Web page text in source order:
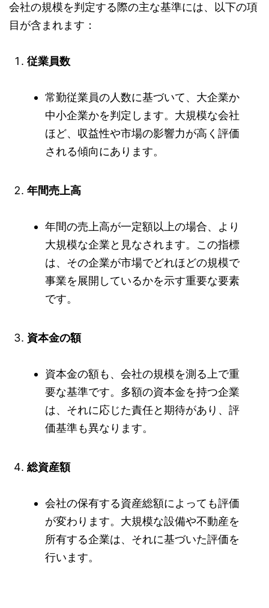
会社の規模を判定する際の主な基準には、以下の項
目が含まれます：
従業員数
常勤従業員の人数に基づいて、大企業か
中小企業かを判定します。大規模な会社
ほど、収益性や市場の影響力が高く評価
される傾向にあります。
年間売上高
年間の売上高が一定額以上の場合、より
大規模な企業と見なされます。この指標
は、その企業が市場でどれほどの規模で
事業を展開しているかを示す重要な要素
です。
資本金の額
資本金の額も、会社の規模を測る上で重
要な基準です。多額の資本金を持つ企業
は、それに応じた責任と期待があり、評
価基準も異なります。
総資産額
会社の保有する資産総額によっても評価
が変わります。大規模な設備や不動産を
所有する企業は、それに基づいた評価を
行います。